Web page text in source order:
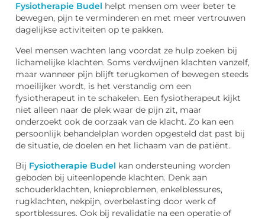
Fysiotherapie Budel helpt mensen om weer beter te
bewegen, pijn te verminderen en met meer vertrouwen
dagelijkse activiteiten op te pakken.
Veel mensen wachten lang voordat ze hulp zoeken bij
lichamelijke klachten. Soms verdwijnen klachten vanzelf,
maar wanneer pijn blijft terugkomen of bewegen steeds
moeilijker wordt, is het verstandig om een
fysiotherapeut in te schakelen. Een fysiotherapeut kijkt
niet alleen naar de plek waar de pijn zit, maar
onderzoekt ook de oorzaak van de klacht. Zo kan een
persoonlijk behandelplan worden opgesteld dat past bij
de situatie, de doelen en het lichaam van de patiënt.
Bij Fysiotherapie Budel kan ondersteuning worden
geboden bij uiteenlopende klachten. Denk aan
schouderklachten, knieproblemen, enkelblessures,
rugklachten, nekpijn, overbelasting door werk of
sportblessures. Ook bij revalidatie na een operatie of